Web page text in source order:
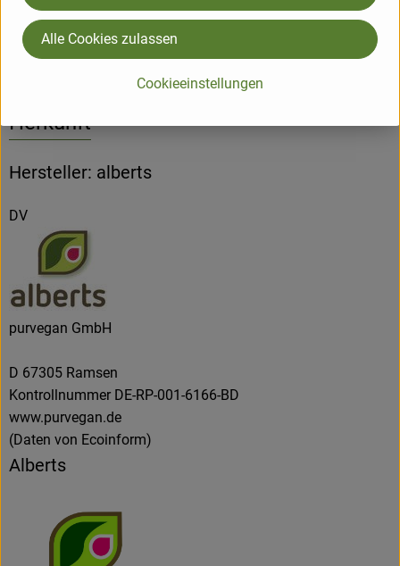
Produktdatenblatt
Herkunft
Hersteller: alberts
DV
purvegan GmbH
D 67305 Ramsen
Kontrollnummer DE-RP-001-6166-BD
www.purvegan.de
(Daten von Ecoinform)
Alberts
Cookieeinstellungen
Alle Cookies zulassen